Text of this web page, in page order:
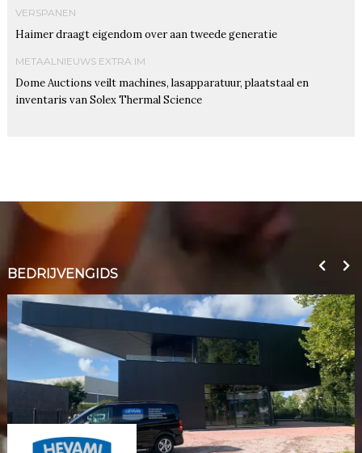
VERSPANEN
Haimer draagt eigendom over aan tweede generatie
METAALNIEUWS EXTRA IM
Dome Auctions veilt machines, lasapparatuur, plaatstaal en
inventaris van Solex Thermal Science
BEDRIJVENGIDS